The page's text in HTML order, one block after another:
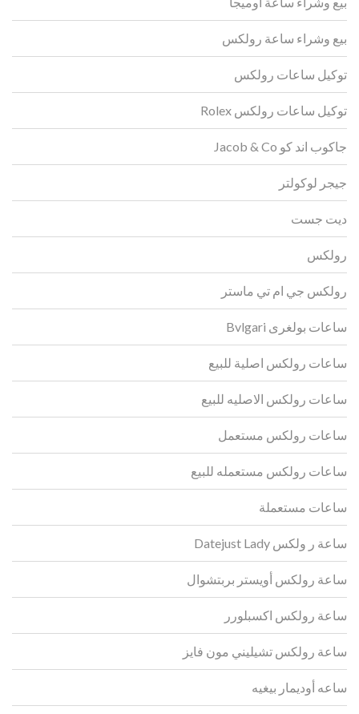
بيع وشراء ساعة رولكس
توكيل ساعات رولكس
توكيل ساعات رولكس Rolex
جاكوب اند كو Jacob & Co
جيجر لوكولتر
ديت جست
رولكس
رولكس جي ام تي ماستر
ساعات بولغرى Bvlgari
ساعات رولكس اصلية للبيع
ساعات رولكس الاصليه للبيع
ساعات رولكس مستعمل
ساعات رولكس مستعمله للبيع
ساعات مستعملة
ساعة ر ولكس Datejust Lady
ساعة رولكس أويستر بربتشوال
ساعة رولكس اكسبلورر
ساعة رولكس تشيليني مون فايز
ساعه أوديمار بيغيه